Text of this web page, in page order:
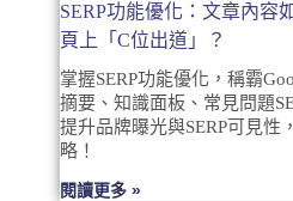
SERP功能優化：文章內容
頁上「C位出道」？
掌握SERP功能優化，稱霸
摘要、知識面板、常見問題
提升品牌曝光與SERP可見性
略！
閱讀更多 »